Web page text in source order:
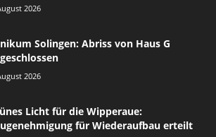
2026
Solingen: Abriss von Haus G
2026
Licht für die Wipperaue:
für Wiederaufbau erteilt